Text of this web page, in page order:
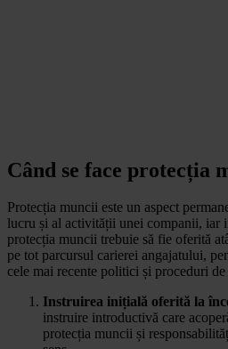
Când se face protecția
Protecția muncii este un aspect
lucru și al activității unei companii, iar
protecția muncii trebuie să fie oferită
pe tot parcursul carierei angajatului,
cele mai recente politici și proceduri
Instruirea inițială oferită la
instruire introductivă care
protecția muncii și